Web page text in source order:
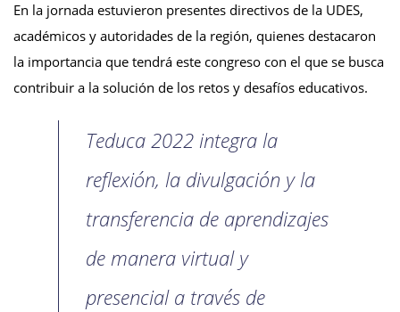
En la jornada estuvieron presentes directivos de la UDES,
académicos y autoridades de la región, quienes destacaron
la importancia que tendrá este congreso con el que se busca
contribuir a la solución de los retos y desafíos educativos.
Teduca 2022 integra la
reflexión, la divulgación y la
transferencia de aprendizajes
de manera virtual y
presencial a través de